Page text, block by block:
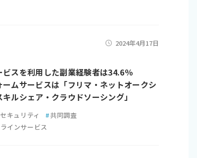
2024年4月17日
スを利用した副業経験者は34.6％
ムサービスは「フリマ・ネットオークシ
ルシェア・クラウドソーシング」
セキュリティ #共同調査
インサービス